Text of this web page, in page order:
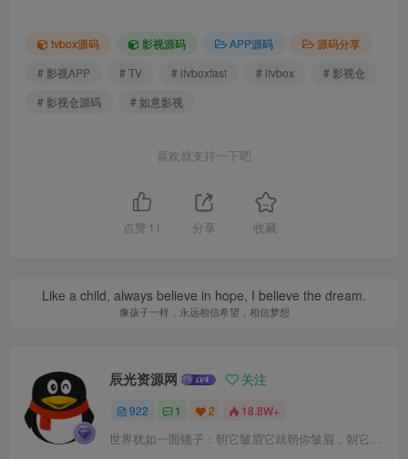
tvbox源码 影视源码 APP源码
源码分享
# 影视APP
# TV # itvboxfast # itvbox
# 影视仓
# 影视仓源码
# 如意影视
喜欢就支持一下吧
点赞 11 分享 收藏
Like a child, always believe in hope, I believe the dream.
像孩子一样，永远相信希望，相信梦想
辰光资源网 关注
922 1 2 18.8W+
世界犹如一面镜子：朝它皱眉它就朝你皱眉，朝它微笑它也吵你微笑